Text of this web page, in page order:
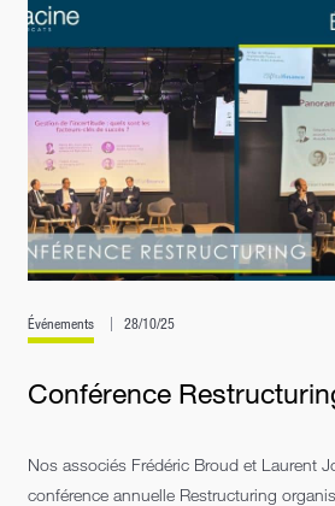
Événements 28/10/25
Conférence
Nos associés Frédéric Broud et Laurent
conférence annuelle Restructuring